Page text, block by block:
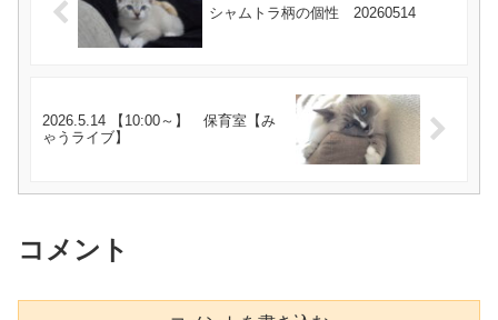
シャムトラ柄の個性 20260514
2026.5.14 【10:00～】 保育室【み
ゃうライブ】
コメント